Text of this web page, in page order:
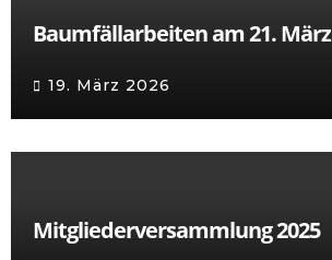
Baumfällarbeiten am 21. März
19. März 2026
Mitgliederversammlung 2025